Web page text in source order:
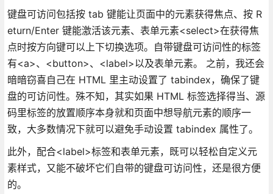
键盘可访问包括按 tab 键能让页面中的元素获得焦点、按 R
eturn/Enter 键能激活该元素、表单元素<select>在获得焦
点时按方向键可以上下切换选项。自带键盘可访问性的标签
有<a>、<button>、<label>以及表单元素。 之前，我还会
暗暗窃喜自己在 HTML 里主动设置了 tabindex，确保了键
盘的可访问性。殊不知，其实如果 HTML 标签选择得当、源
码里标签的放置顺序本身就和页面中想导航元素的顺序一
致，大多数情况下就可以避免手动设置 tabindex 属性了。
此外，配合<label>标签和表单元素，既可以轻松自定义元
素样式，又能不破坏它们自带的键盘可访问性，还是很方便
的。